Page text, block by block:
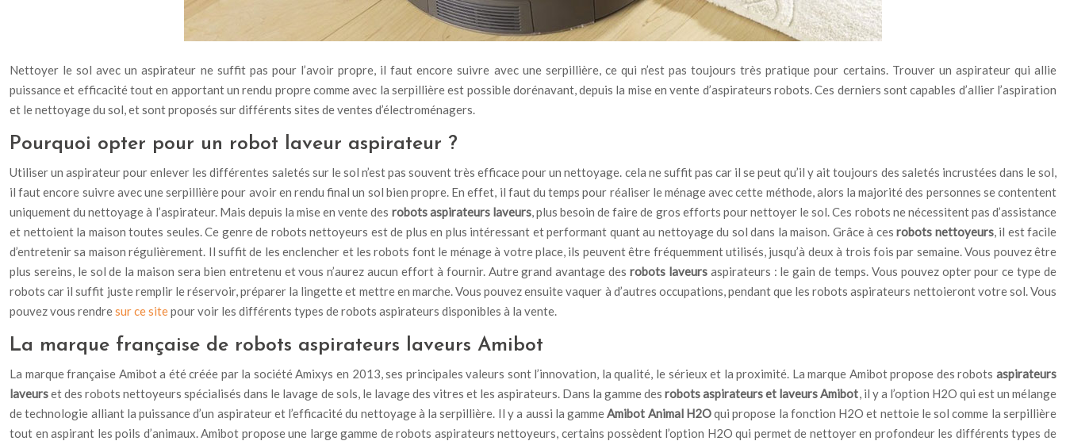
Nettoyer le sol avec un aspirateur ne suffit pas pour l’avoir propre, il faut encore suivre avec une serpillière, ce qui n’est pas toujours très pratique pour certains. Trouver un aspirateur qui allie
puissance et efficacité tout en apportant un rendu propre comme avec la serpillière est possible dorénavant, depuis la mise en vente d’aspirateurs robots.Ces derniers sont capables d’allier l’aspiration
et le nettoyage du sol, et sont proposés sur différents sites de ventes d’électroménagers.
Pourquoi opter pour un robot laveur aspirateur ?
Utiliser un aspirateur pour enlever les différentes saletés sur le sol n’est pas souvent très efficace pour un nettoyage. cela ne suffit pas car il se peut qu’il y ait toujours des saletés incrustées dans le sol,
il faut encore suivre avec une serpillière pour avoir en rendu final un sol bien propre. En effet, il faut du temps pour réaliser le ménage avec cette méthode, alors la majorité des personnes se contentent
uniquement du nettoyage à l’aspirateur. Mais depuis la mise en vente des robots aspirateurs laveurs, plus besoin de faire de gros efforts pour nettoyer le sol. Ces robots ne nécessitent pas d’assistance
et nettoient la maison toutes seules. Ce genre de robots nettoyeurs est de plus en plus intéressant et performant quant au nettoyage du sol dans la maison. Grâce à ces robots nettoyeurs, il est facile
d’entretenir sa maison régulièrement. Il suffit de les enclencher et les robots font le ménage à votre place, ils peuvent être fréquemment utilisés, jusqu’à deux à trois fois par semaine. Vous pouvez être
plus sereins, le sol de la maison sera bien entretenu et vous n’aurez aucun effort à fournir. Autre grand avantage des robots laveursaspirateurs : le gain de temps. Vous pouvez opter pour ce type de
robots car il suffit juste remplir le réservoir, préparer la lingette et mettre en marche. Vous pouvez ensuite vaquer à d’autres occupations, pendant que les robots aspirateurs nettoieront votre sol. Vous
pouvez vous rendresur ce sitepour voir les différents types de robots aspirateurs disponibles à la vente.
La marque française de robots aspirateurs laveurs Amibot
La marque française Amibot a été créée par la société Amixys en 2013, ses principales valeurs sont l’innovation, la qualité, le sérieux et la proximité. La marque Amibot propose des robots aspirateurs
laveurset des robots nettoyeurs spécialisés dans le lavage de sols, le lavage des vitres et les aspirateurs. Dans la gamme desrobots aspirateurs et laveurs Amibot, il y a l’option H2O qui est un mélange
de technologie alliant la puissance d’un aspirateur et l’efficacité du nettoyage à la serpillière. Il y a aussi la gammeAmibot Animal H2Oqui propose la fonction H2O et nettoie le sol comme la serpillière
tout en aspirant les poils d’animaux. Amibot propose une large gamme de robots aspirateurs nettoyeurs, certains possèdent l’option H2O qui permet de nettoyer en profondeur les différents types de